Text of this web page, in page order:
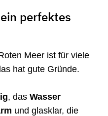
perfektes
Meer ist für viele
hat gute Gründe.
, das Wasser
und glasklar, die